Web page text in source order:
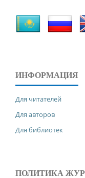
ИНФОРМАЦИЯ
Для читателей
Для авторов
Для библиотек
ПОЛИТИКА